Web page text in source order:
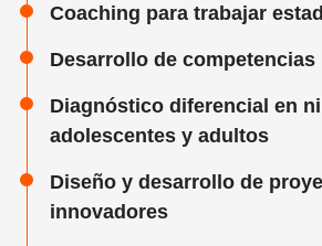
Coaching para trabajar
Desarrollo de competencias
Diagnóstico diferencial en
adolescentes y adultos
Diseño y desarrollo de
innovadores